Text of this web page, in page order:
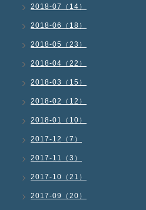
2018-07（14）
2018-06（18）
2018-05（23）
2018-04（22）
2018-03（15）
2018-02（12）
2018-01（10）
2017-12（7）
2017-11（3）
2017-10（21）
2017-09（20）